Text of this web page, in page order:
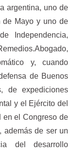
argentina, uno de
de Mayo y uno de
Independencia,
y, cuando
de Buenos
de expediciones
y el Ejército del
en el Congreso de
además de ser un
del desarrollo